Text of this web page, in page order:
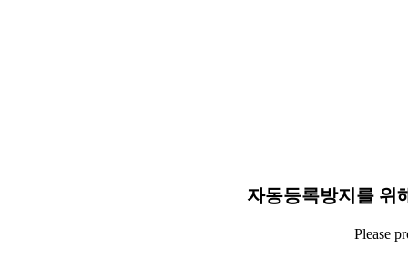
자동등록방지를 위
Please